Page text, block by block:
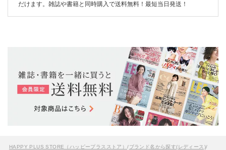
だけます。雑誌や書籍と同時購入で送料無料！最短当日発送！
HAPPY PLUS STORE（ハッピープラスストア）/ブランド名から探す(レディース)/